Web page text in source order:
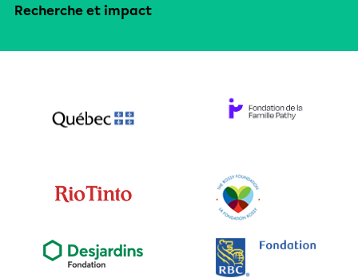
Recherche et impact